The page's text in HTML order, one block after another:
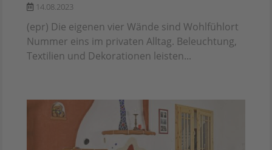
14.08.2023
(epr) Die eigenen vier Wände sind Wohlfühlort
Nummer eins im privaten Alltag. Beleuchtung,
Textilien und Dekorationen leisten...